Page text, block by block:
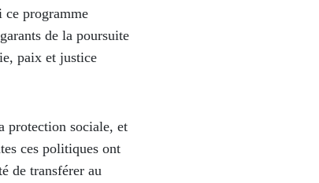
ce programme
de la poursuite
paix et justice
protection sociale, et
ces politiques ont
de transférer au